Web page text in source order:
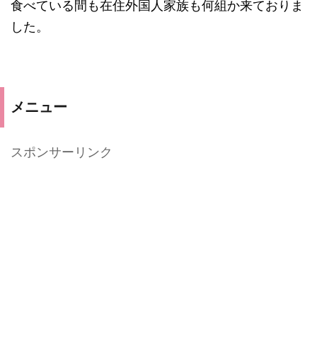
食べている間も在住外国人家族も何組か来ておりま
した。
メニュー
スポンサーリンク